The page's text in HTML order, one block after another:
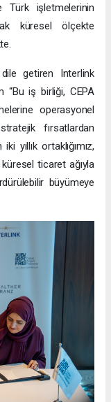
Türk işletmelerinin
küresel ölçekte
getiren Interlink
“Bu iş birliği, CEPA
operasyonel
fırsatlardan
yıllık ortaklığımız,
ticaret ağıyla
büyümeye